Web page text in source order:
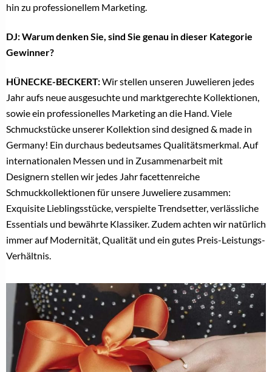
hin zu professionellem Marketing.
DJ: Warum denken Sie, sind Sie genau in dieser Kategorie
Gewinner?
HÜNECKE-BECKERT:Wir stellen unseren Juwelieren jedes
Jahr aufs neue ausgesuchte und marktgerechte Kollektionen,
sowie ein professionelles Marketing an die Hand. Viele
Schmuckstücke unserer Kollektion sind designed & made in
Germany! Ein durchaus bedeutsames Qualitätsmerkmal. Auf
internationalen Messen und in Zusammenarbeit mit
Designern stellen wir jedes Jahr facettenreiche
Schmuckkollektionen für unsere Juweliere zusammen:
Exquisite Lieblingsstücke, verspielte Trendsetter, verlässliche
Essentials und bewährte Klassiker. Zudem achten wir natürlich
immer auf Modernität, Qualität und ein gutes Preis-Leistungs-
Verhältnis.